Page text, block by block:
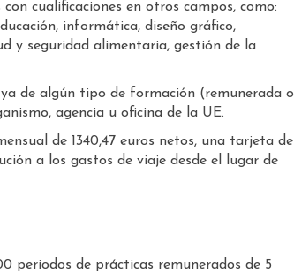
cualificaciones en otros campos, como:
informática, diseño gráfico,
y seguridad alimentaria, gestión de la
de algún tipo de formación (remunerada o
agencia u oficina de la UE.
de 1340,47 euros netos, una tarjeta de
a los gastos de viaje desde el lugar de
periodos de prácticas remunerados de 5